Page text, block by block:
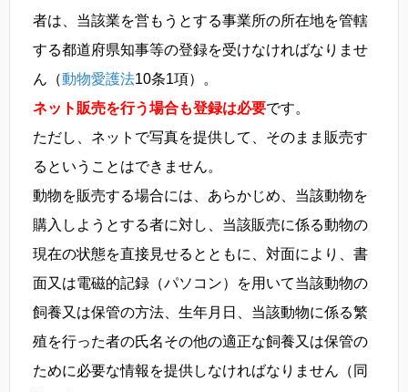
者は、当該業を営もうとする事業所の所在地を管轄
する都道府県知事等の登録を受けなければなりませ
ん（動物愛護法10条1項）。
ネット販売を行う場合も登録は必要です。
ただし、ネットで写真を提供して、そのまま販売す
るということはできません。
動物を販売する場合には、あらかじめ、当該動物を
購入しようとする者に対し、当該販売に係る動物の
現在の状態を直接見せるとともに、対面により、書
面又は電磁的記録（パソコン）を用いて当該動物の
飼養又は保管の方法、生年月日、当該動物に係る繁
殖を行った者の氏名その他の適正な飼養又は保管の
ために必要な情報を提供しなければなりません（同